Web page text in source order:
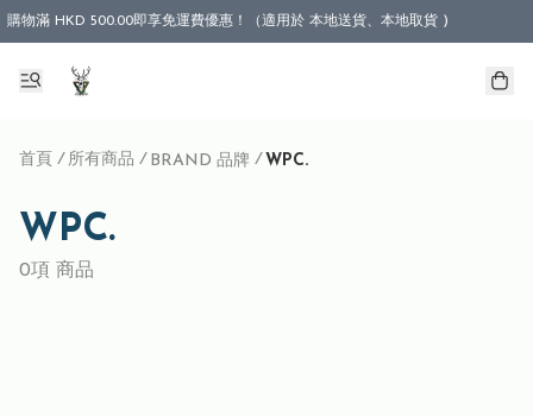
購物滿 HKD 500.00即享免運費優惠！（適用於 本地送貨、本地取貨 )
首頁 / 所有商品 / BRAND 品牌 / WPC.
WPC.
0項 商品